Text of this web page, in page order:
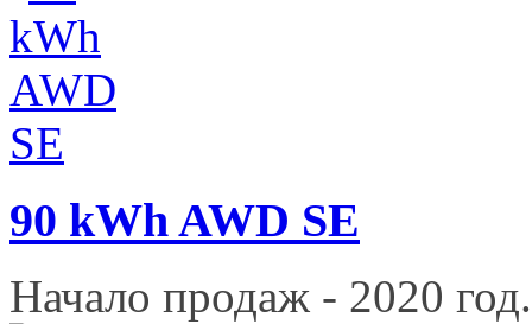
90 kWh AWD SE
Начало продаж - 2020